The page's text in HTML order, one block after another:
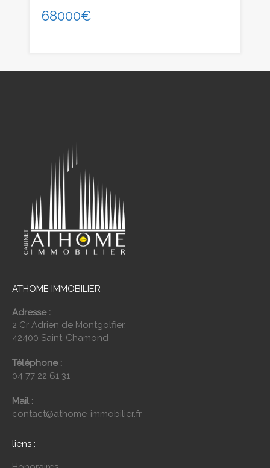
68000€
ATHOME IMMOBILIER
Adresse :
2 Cr Adrien de Montgolfier,
42400 Saint-Chamond
Téléphone :
04 77 22 61 31
Mail :
contact@athome-immobilier.fr
liens :